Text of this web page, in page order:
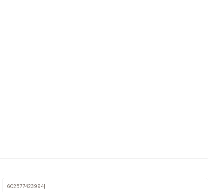
602577423994|